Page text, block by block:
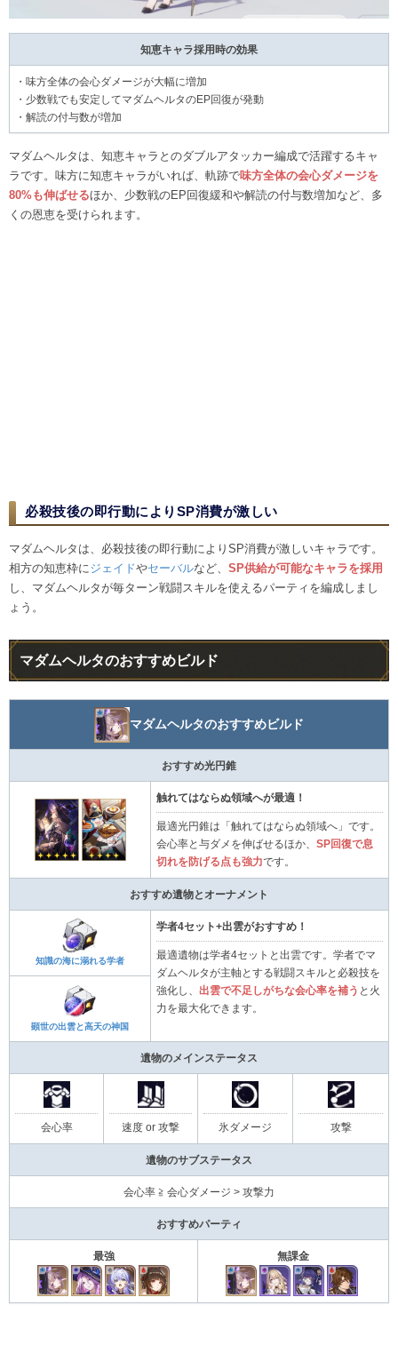
知恵キャラ採用時の効果
・味方全体の会心ダメージが大幅に増加
・少数戦でも安定してマダムヘルタのEP回復が発動
・解読の付与数が増加
マダムヘルタは、知恵キャラとのダブルアタッカー編成で活躍するキャ
ラです。味方に知恵キャラがいれば、軌跡で味方全体の会心ダメージを
80%も伸ばせるほか、少数戦のEP回復緩和や解読の付与数増加など、多
くの恩恵を受けられます。
必殺技後の即行動によりSP消費が激しい
マダムヘルタは、必殺技後の即行動によりSP消費が激しいキャラです。
相方の知恵枠に ジェイドやセーバルなど、 SP供給が可能なキャラを採用
し、マダムヘルタが毎ターン戦闘スキルを使えるパーティを編成しまし
ょう。
マダムヘルタのおすすめビルド
マダムヘルタのおすすめビルド
おすすめ光円錐
触れてはならぬ領域へが最適！
最適光円錐は「触れてはならぬ領域へ」です。
会心率と与ダメを伸ばせるほか、 SP回復で息
切れを防げる点も強力です。
おすすめ遺物とオーナメント
知識の海に溺れる学者
学者4セット+出雲がおすすめ！
最適遺物は学者4セットと出雲です。学者でマ
ダムヘルタが主軸とする戦闘スキルと必殺技を
強化し、 出雲で不足しがちな会心率を補う と火
力を最大化できます。
顕世の出雲と高天の神国
遺物のメインステータス
会心率 速度 or 攻撃 氷ダメージ 攻撃
遺物のサブステータス
会心率 ≧ 会心ダメージ > 攻撃力
おすすめパーティ
最強 無課金